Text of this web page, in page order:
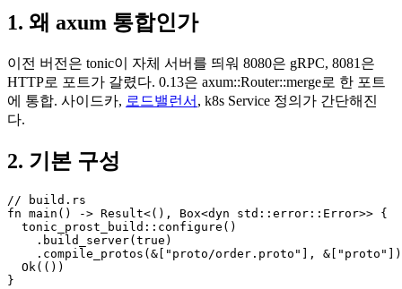
1. 왜 axum 통합인가
이전 버전은 tonic이 자체 서버를 띄워 8080은 gRPC, 8081은
HTTP로 포트가 갈렸다. 0.13은 axum::Router::merge로 한 포트
에 통합. 사이드카, 로드밸런서 , k8s Service 정의가 간단해진
다.
2. 기본 구성
// build.rs
fn main() -> Result<(), Box<dyn std::error::Error>> {
  tonic_prost_build::configure()
    .build_server(true)
.compile_protos(&["proto/order.proto"],
  Ok(())
}